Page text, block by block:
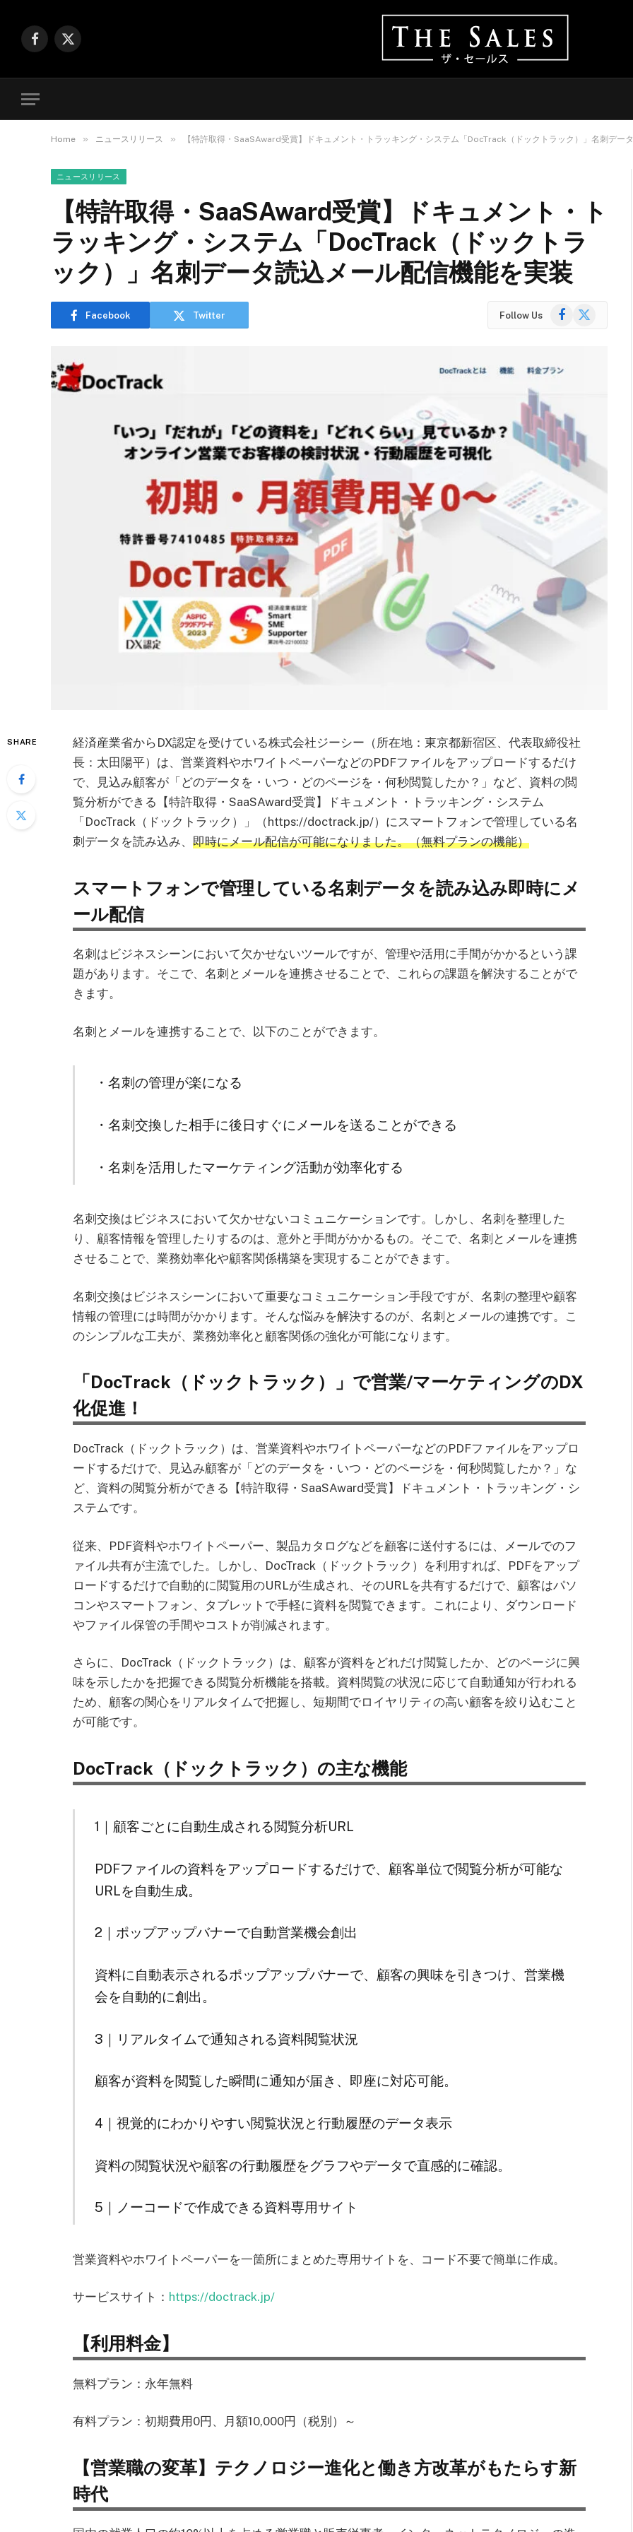
Facebook
X
Home » ニュースリリース » 【特許取得・SaaSAward受賞】ドキュメント・トラッキング・システム「DocTrack（ドックトラック）」名刺デー
ニュースリリース
【特許取得・SaaSAward受賞】ドキュメント・ト
ラッキング・システム「DocTrack（ドックトラ
ック）」名刺データ読込メール配信機能を実装
Facebook Twitter Follow Us Facebook
X
SHARE
経済産業省からDX認定を受けている株式会社ジーシー（所在地：東京都新宿区、代表取締役社
長：太田陽平）は、営業資料やホワイトペーパーなどのPDFファイルをアップロードするだけ
で、見込み顧客が「どのデータを・いつ・どのページを・何秒閲覧したか？」など、資料の閲
覧分析ができる【特許取得・SaaSAward受賞】ドキュメント・トラッキング・システム
「DocTrack（ドックトラック）」（https://doctrack.jp/）にスマートフォンで管理している名
刺データを読み込み、 即時にメール配信が可能になりました。（無料プランの機能）
スマートフォンで管理している名刺データを読み込み即時にメ
ール配信
名刺はビジネスシーンにおいて欠かせないツールですが、管理や活用に手間がかかるという課
題があります。そこで、名刺とメールを連携させることで、これらの課題を解決することがで
きます。
名刺とメールを連携することで、以下のことができます。
・名刺の管理が楽になる
・名刺交換した相手に後日すぐにメールを送ることができる
・名刺を活用したマーケティング活動が効率化する
名刺交換はビジネスにおいて欠かせないコミュニケーションです。しかし、名刺を整理した
り、顧客情報を管理したりするのは、意外と手間がかかるもの。そこで、名刺とメールを連携
させることで、業務効率化や顧客関係構築を実現することができます。
名刺交換はビジネスシーンにおいて重要なコミュニケーション手段ですが、名刺の整理や顧客
情報の管理には時間がかかります。そんな悩みを解決するのが、名刺とメールの連携です。こ
のシンプルな工夫が、業務効率化と顧客関係の強化が可能になります。
「DocTrack（ドックトラック）」で営業/マーケティングのDX
化促進！
DocTrack（ドックトラック）は、営業資料やホワイトペーパーなどのPDFファイルをアップロ
ードするだけで、見込み顧客が「どのデータを・いつ・どのページを・何秒閲覧したか？」な
ど、資料の閲覧分析ができる【特許取得・SaaSAward受賞】ドキュメント・トラッキング・シ
ステムです。
従来、PDF資料やホワイトペーパー、製品カタログなどを顧客に送付するには、メールでのフ
ァイル共有が主流でした。しかし、DocTrack（ドックトラック）を利用すれば、PDFをアップ
ロードするだけで自動的に閲覧用のURLが生成され、そのURLを共有するだけで、顧客はパソ
コンやスマートフォン、タブレットで手軽に資料を閲覧できます。これにより、ダウンロード
やファイル保管の手間やコストが削減されます。
さらに、DocTrack（ドックトラック）は、顧客が資料をどれだけ閲覧したか、どのページに興
味を示したかを把握できる閲覧分析機能を搭載。資料閲覧の状況に応じて自動通知が行われる
ため、顧客の関心をリアルタイムで把握し、短期間でロイヤリティの高い顧客を絞り込むこと
が可能です。
DocTrack（ドックトラック）の主な機能
1｜顧客ごとに自動生成される閲覧分析URL
PDFファイルの資料をアップロードするだけで、顧客単位で閲覧分析が可能な
URLを自動生成。
2｜ポップアップバナーで自動営業機会創出
資料に自動表示されるポップアップバナーで、顧客の興味を引きつけ、営業機
会を自動的に創出。
3｜リアルタイムで通知される資料閲覧状況
顧客が資料を閲覧した瞬間に通知が届き、即座に対応可能。
4｜視覚的にわかりやすい閲覧状況と行動履歴のデータ表示
資料の閲覧状況や顧客の行動履歴をグラフやデータで直感的に確認。
5｜ノーコードで作成できる資料専用サイト
営業資料やホワイトペーパーを一箇所にまとめた専用サイトを、コード不要で簡単に作成。
サービスサイト： https://doctrack.jp/
【利用料金】
無料プラン：永年無料
有料プラン：初期費用0円、月額10,000円（税別）～
【営業職の変革】テクノロジー進化と働き方改革がもたらす新
時代